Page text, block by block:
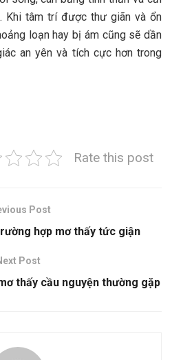
Khi tâm trí được thư giãn và ổn
loạn hay bị ám cũng sẽ dần
an yên và tích cực hơn trong
Rate this post
Post
hợp mơ thấy tức giận
Post
thấy cầu nguyện thường gặp